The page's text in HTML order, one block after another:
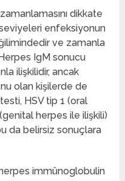
dikkate
enfeksiyonun
ve zamanla
IgM sonucu
ilişkilidir, ancak
olan kişilerde de
HSV tip 1 (oral
herpes ile ilişkili)
da belirsiz sonuçlara
immünoglobulin